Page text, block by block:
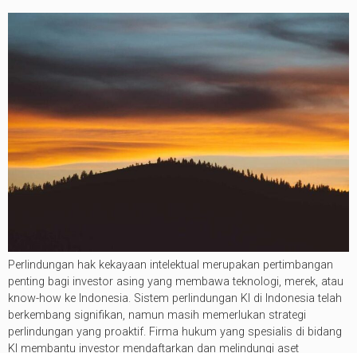
Perlindungan hak kekayaan intelektual merupakan pertimbangan
penting bagi investor asing yang membawa teknologi, merek, atau
know-how ke Indonesia. Sistem perlindungan KI di Indonesia telah
berkembang signifikan, namun masih memerlukan strategi
perlindungan yang proaktif. Firma hukum yang spesialis di bidang
KI membantu investor mendaftarkan dan melindungi aset